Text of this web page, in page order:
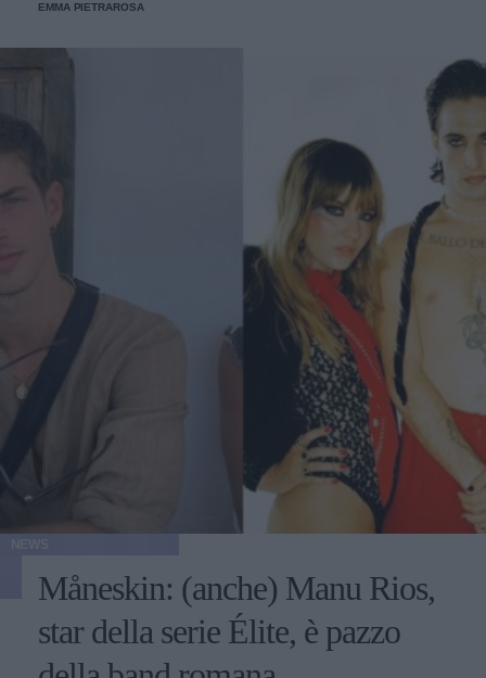
Instagram dove brindando insieme a poche ora dalla loro
EMMA PIETRAROSA
Måneskin: (anche) Manu Rios,
star della serie Élite, è pazzo